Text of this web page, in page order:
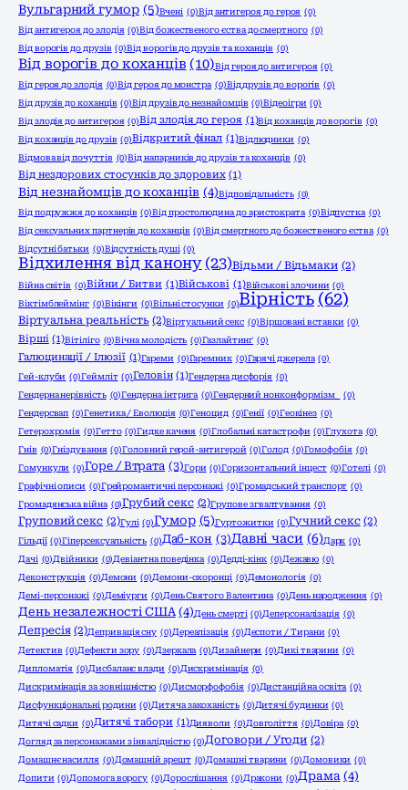
Вульгарний гумор (5)Вчені (0)Від антигероя до героя (0)
Від антигероя до злодія (0)Від божественого єства до смертного (0)
Від ворогів до друзів (0)Від ворогів до друзів та коханців (0)
Від ворогів до коханців (10)Від героя до антигероя (0)
Від героя до злодія (0)Від героя до монстра (0)Від друзів до ворогів (0)
Від друзів до коханців (0)Від друзів до незнайомців (0)Відеоігри (0)
Від злодія до антигероя (0)Від злодія до героя (1)Від коханців до ворогів (0)
Від коханців до друзів (0)Відкритий фінал (1)Відлюдники (0)
Відмова від почуттів (0)Від напарників до друзів та коханців (0)
Від нездорових стосунків до здорових (1)
Від незнайомців до коханців (4)Відповідальність (0)
Від подружжя до коханців (0)Від простолюдина до аристократа (0)Відпустка (0)
Від сексуальних партнерів до коханців (0)Від смертного до божественого єства (0)
Відсутні батьки (0)Відсутність душі (0)
Відхилення від канону (23)Відьми / Відьмаки (2)
Війна світів (0)Війни / Битви (1)Військові (1)Військові злочини (0)
Віктімблеймінг (0)Вікінги (0)Вільні стосунки (0)Вірність (62)
Віртуальна реальність (2)Віртуальний секс (0)Віршовані вставки (0)
Вірші (1)Вітіліго (0)Вічна молодість (0)Газлайтинґ (0)
Галюцинації / Ілюзії (1)Гареми (0)Гаремник (0)Гарячі джерела (0)
Гей-клуби (0)Геймліт (0)Геловін (1)Гендерна дисфорія (0)
Гендерна нерівність (0)Гендерна інтрига (0)Гендерний нонконформізм
(0)
Гендерсвап (0)Генетика / Еволюція (0)Геноцид (0)Генії (0)Геокінез (0)
Гетерохромія (0)Гетто (0)Гидке каченя (0)Глобальні катастрофи (0)Глухота (0)
Гнів (0)Гніздування (0)Головний герой-антигерой (0)Голод (0)Гомофобія (0)
Гомункули (0)Горе / Втрата (3)Гори (0)Горизонтальний інцест (0)Готелі (0)
Графічні описи (0)Грейромантичні персонажі (0)Громадський транспорт (0)
Громадянська війна (0)Грубий секс (2)Групове згвалтування (0)
Груповий секс (2)Гулі (0)Гумор (5)Гуртожитки (0)Гучний секс (2)
Гільдії (0)Гіперсексуальність (0)Даб-кон (3)Давні часи (6)Дарк (0)
Дачі (0)Двійники (0)Девіантна поведінка (0)Дедді-кінк (0)Дежавю (0)
Деконструкція (0)Демони (0)Демони-охоронці (0)Демонологія (0)
Демі-персонажі (0)Деміурги (0)День Святого Валентина (0)День народження (0)
День незалежності США (4)День смерті (0)Деперсоналізація (0)
Депресія (2)Депривація сну (0)Дереалізація (0)Деспоти / Тирани (0)
Детектив (0)Дефекти зору (0)Дзеркала (0)Дизайнери (0)Дикі тварини (0)
Дипломатія (0)Дисбаланс влади (0)Дискримінація (0)
Дискримінація за зовнішністю (0)Дисморфофобія (0)Дистанційна освіта (0)
Дисфункціональні родини (0)Дитяча закоханість (0)Дитячі будинки (0)
Дитячі садки (0)Дитячі табори (1)Дияволи (0)Довголіття (0)Довіра (0)
Догляд за персонажами з інвалідністю (0)Договори / Угоди (2)
Домашнє насилля (0)Домашній арешт (0)Домашні тварини (0)Домовики (0)
Допити (0)Допомога ворогу (0)Дорослішання (0)Дракони (0)Драма (4)